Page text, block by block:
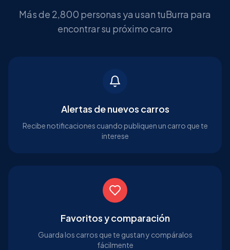
Más de 2,800 personas ya usan tuBurra para
encontrar su próximo carro
Alertas de nuevos carros
Recibe notificaciones cuando publiquen un carro que te
interese
Favoritos y comparación
Guarda los carros que te gustan y compáralos
fácilmente